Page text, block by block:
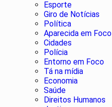
Esporte
Giro de Notícias
Política
Aparecida em Foco
Cidades
Polícia
Entorno em Foco
Tá na mídia
Economia
Saúde
Direitos Humanos